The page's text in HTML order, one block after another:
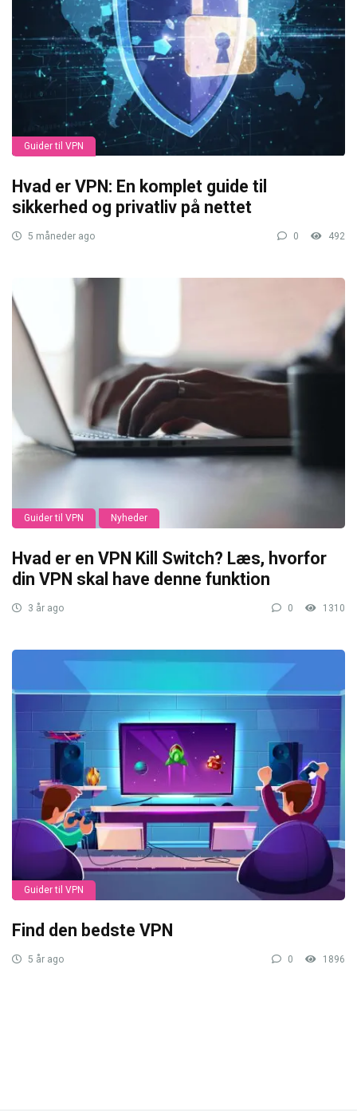
Guider til VPN
Hvad er VPN: En komplet guide til
sikkerhed og privatliv på nettet
5 måneder ago 0 492
Guider til VPN Nyheder
Hvad er en VPN Kill Switch? Læs, hvorfor
din VPN skal have denne funktion
3 år ago 0 1310
Guider til VPN
Find den bedste VPN
5 år ago 0 1896